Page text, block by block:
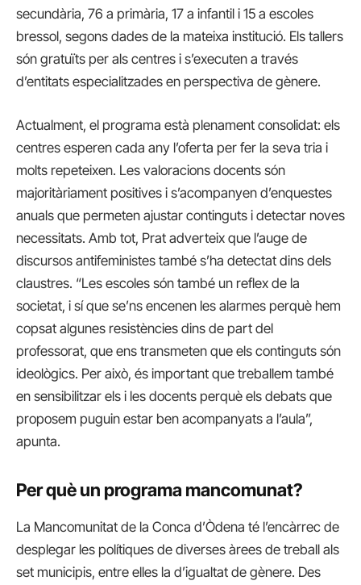
secundària, 76 a primària, 17 a infantil i 15 a escoles
bressol, segons dades de la mateixa institució. Els tallers
són gratuïts per als centres i s’executen a través
d’entitats especialitzades en perspectiva de gènere.
Actualment, el programa està plenament consolidat: els
centres esperen cada any l’oferta per fer la seva tria i
molts repeteixen. Les valoracions docents són
majoritàriament positives i s’acompanyen d’enquestes
anuals que permeten ajustar continguts i detectar noves
necessitats. Amb tot, Prat adverteix que l’auge de
discursos antifeministes també s’ha detectat dins dels
claustres. “Les escoles són també un reflex de la
societat, i sí que se’ns encenen les alarmes perquè hem
copsat algunes resistències dins de part del
professorat, que ens transmeten que els continguts són
ideològics. Per això, és important que treballem també
en sensibilitzar els i les docents perquè els debats que
proposem puguin estar ben acompanyats a l’aula”,
apunta.
Per què un programa mancomunat?
La Mancomunitat de la Conca d’Òdena té l’encàrrec de
desplegar les polítiques de diverses àrees de treball als
set municipis, entre elles la d’igualtat de gènere. Des